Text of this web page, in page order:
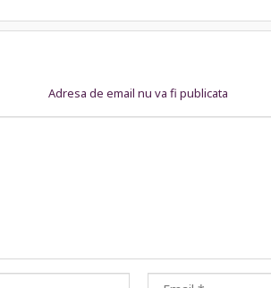
Adresa de email nu va fi publicata